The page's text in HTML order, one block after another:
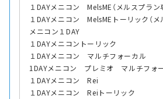
１DAYメニコン MelsME（メルスプラン
１DAYメニコン MelsMEトーリック（メ
メニコン１DAY
１DAYメニコントーリック
１DAYメニコン マルチフォーカル
1DAYメニコン プレミオ マルチフォ
１DAYメニコン Rei
１DAYメニコン Reiトーリック